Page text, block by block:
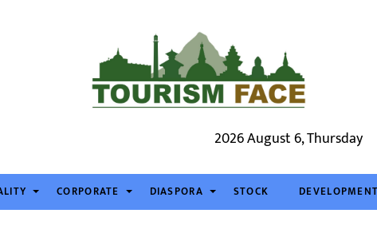
2026 August 6, Thursday
CORPORATE DIASPORA STOCK DEVELOPMENT